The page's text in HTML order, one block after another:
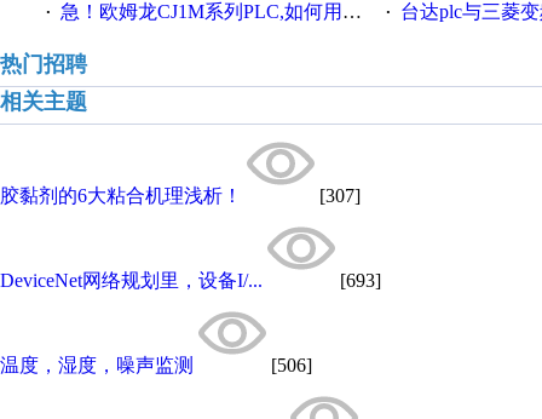
· 急！欧姆龙CJ1M系列PLC,如何用时间控制变频器。要求时间在组态王中可以自由输入！拜托各位大神了！ · 台达plc与三菱
热门招聘
相关主题
胶黏剂的6大粘合机理浅析！ [307]
DeviceNet网络规划里，设备I/... [693]
温度，湿度，噪声监测 [506]